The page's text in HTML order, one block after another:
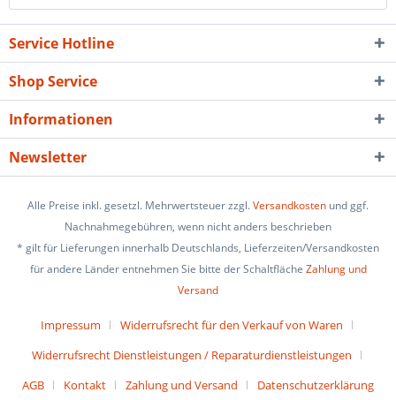
Service Hotline
Shop Service
Informationen
Newsletter
Alle Preise inkl. gesetzl. Mehrwertsteuer zzgl.Versandkosten und ggf.
Nachnahmegebühren, wenn nicht anders beschrieben
* gilt für Lieferungen innerhalb Deutschlands, Lieferzeiten/Versandkosten
für andere Länder entnehmen Sie bitte der Schaltfläche Zahlung und
Versand
Impressum
Widerrufsrecht für den Verkauf von Waren
Widerrufsrecht Dienstleistungen / Reparaturdienstleistungen
AGB
Kontakt Zahlung und Versand Datenschutzerklärung